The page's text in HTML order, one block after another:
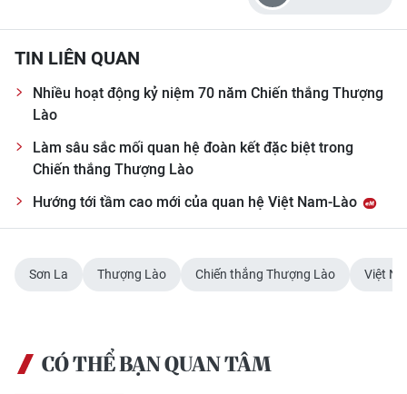
TIN LIÊN QUAN
Nhiều hoạt động kỷ niệm 70 năm Chiến thắng Thượng
Lào
Làm sâu sắc mối quan hệ đoàn kết đặc biệt trong
Chiến thắng Thượng Lào
Hướng tới tầm cao mới của quan hệ Việt Nam-Lào
Sơn La Thượng Lào Chiến thắng Thượng Lào Việt
CÓ THỂ BẠN QUAN TÂM